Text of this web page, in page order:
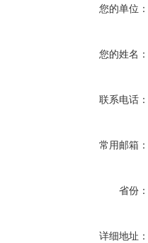
您的单位：
您的姓名：
联系电话：
常用邮箱：
省份：
详细地址：